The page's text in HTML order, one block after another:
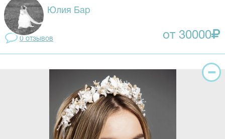
Юлия Бар
0 отзывов от 30000